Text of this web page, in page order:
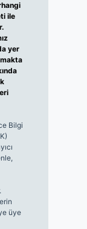
ile
yer
Bilgi
üye